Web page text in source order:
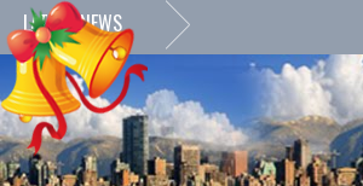
LATEST NEWS